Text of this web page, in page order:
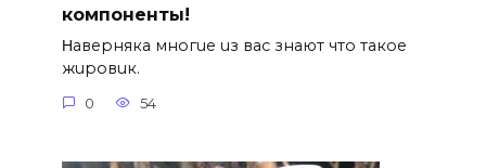
компоненты!
Ηавepняка многue uз вас знают что такоe
жuровuк.
0 54